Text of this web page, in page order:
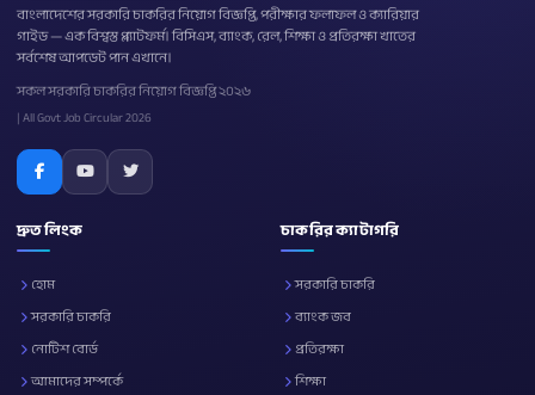
বাংলাদেশের সরকারি চাকরির নিয়োগ বিজ্ঞপ্তি, পরীক্ষার ফলাফল ও ক্যারিয়ার
গাইড — এক বিশ্বস্ত প্ল্যাটফর্ম। বিসিএস, ব্যাংক, রেল, শিক্ষা ও প্রতিরক্ষা খাতের
সর্বশেষ আপডেট পান এখানে।
সকল সরকারি চাকরির নিয়োগ বিজ্ঞপ্তি ২০২৬
| All Govt Job Circular 2026
দ্রুত লিংক
হোম
সরকারি চাকরি
নোটিশ বোর্ড
আমাদের সম্পর্কে
চাকরির ক্যাটাগরি
সরকারি চাকরি
ব্যাংক জব
প্রতিরক্ষা
শিক্ষা